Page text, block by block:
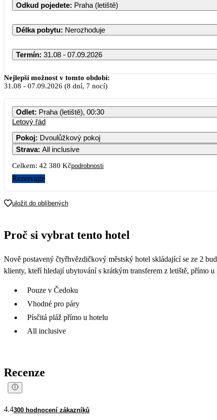
Odkud pojedete: Praha (letiště)
Délka pobytu: Nerozhoduje
Termín: 31.08 - 07.09.2026
PO ÚT ST
21 190
Nejlepší možnost v tomto období:
31.08 - 07.09.2026 (8 dní, 7 nocí)
Odlet: Praha (letiště), 00:30
Letový řád
Pokoj: Dvoulůžkový pokoj
Strava: All inclusive
Celkem: 42 380 Kčpodrobnosti
Rezervujte
uložit do oblíbených
Proč si vybrat tento hotel
Nově postavený čtyřhvězdičkový městský hotel skládající se ze 2
klienty, kteří hledají ubytování s krátkým transferem z letiště, přímo
Pouze v Čedoku
Vhodné pro páry
Písčitá pláž přímo u hotelu
All inclusive
Recenze
4.4300 hodnocení zákazníků